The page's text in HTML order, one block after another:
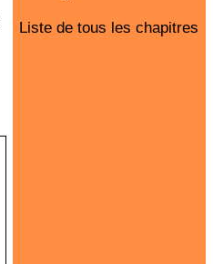
Liste de tous les chapitres